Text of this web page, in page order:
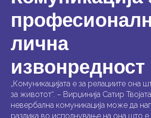
лична
извонредност
„Комуникацијата е за релациите она
за животот“. – Вирџинија Сатир
невербална комуникација може да
разлика во исполнување на она што е